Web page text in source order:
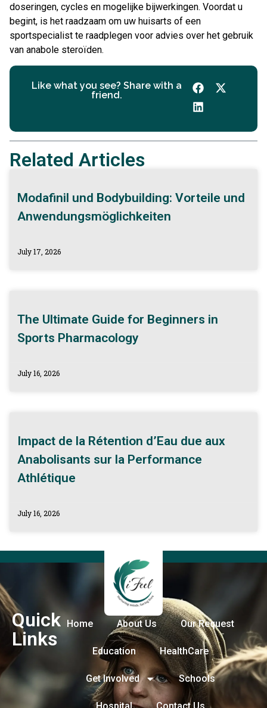
doseringen, cycles en mogelijke bijwerkingen. Voordat u
begint, is het raadzaam om uw huisarts of een
sportspecialist te raadplegen voor advies over het gebruik
van anabole steroïden.
Like what you see? Share with a
friend.
Related Articles
Modafinil und Bodybuilding: Vorteile und
Anwendungsmöglichkeiten
July 17, 2026
The Ultimate Guide for Beginners in
Sports Pharmacology
July 16, 2026
Impact de la Rétention d’Eau due aux
Anabolisants sur la Performance
Athlétique
July 16, 2026
Quick
Links
Home About Us Our Request
Education HealthCare
Get Involved Schools